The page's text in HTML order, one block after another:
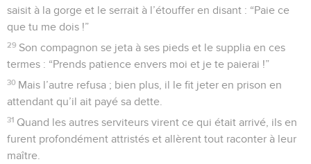
saisit à la gorge et le serrait à l’étouffer en disant : “Paie ce
que tu me dois !”
29 Son compagnon se jeta à ses pieds et le supplia en ces
termes : “Prends patience envers moi et je te paierai !”
30 Mais l’autre refusa ; bien plus, il le fit jeter en prison en
attendant qu’il ait payé sa dette.
31 Quand les autres serviteurs virent ce qui était arrivé, ils en
furent profondément attristés et allèrent tout raconter à leur
maître.